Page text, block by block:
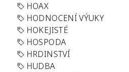
HOAX
HODNOCENÍ VÝUKY
HOKEJISTÉ
HOSPODA
HRDINSTVÍ
HUDBA